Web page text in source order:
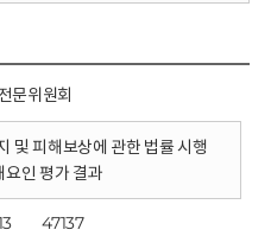
문위원회
및 피해보상에 관한 법률 시행
인 평가 결과
47137